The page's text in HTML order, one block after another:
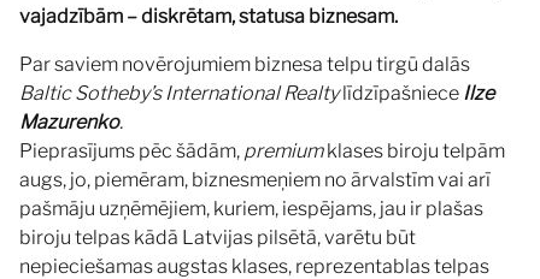
vajadzībām – diskrētam, statusa biznesam.
Par saviem novērojumiem biznesa telpu tirgū dalās
Baltic Sotheby’s International Realtylīdzīpašniece Ilze
Mazurenko.
Pieprasījums pēc šādām, premiumklases biroju telpām
augs, jo, piemēram, biznesmeņiem no ārvalstīm vai arī
pašmāju uzņēmējiem, kuriem, iespējams, jau ir plašas
biroju telpas kādā Latvijas pilsētā, varētu būt
nepieciešamas augstas klases, reprezentablas telpas